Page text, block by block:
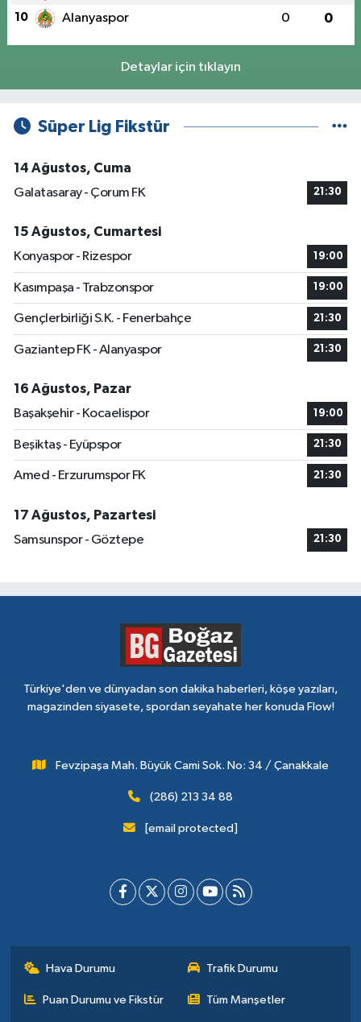
10 Alanyaspor 0 0
Detaylar için tıklayın
Süper Lig Fikstür
14 Ağustos, Cuma
Galatasaray - Çorum FK
21:30
15 Ağustos, Cumartesi
Konyaspor - Rizespor
19:00
Kasımpaşa - Trabzonspor 19:00
Gençlerbirliği S.K. - Fenerbahçe 21:30
Gaziantep FK - Alanyaspor 21:30
16 Ağustos, Pazar
Başakşehir - Kocaelispor
19:00
Beşiktaş - Eyüpspor 21:30
Amed - Erzurumspor FK 21:30
17 Ağustos, Pazartesi
Samsunspor - Göztepe
21:30
Türkiye'den ve dünyadan son dakika haberleri, köşe yazıları,
magazinden siyasete, spordan seyahate her konuda Flow!
Fevzipaşa Mah. Büyük Cami Sok. No: 34 / Çanakkale
(286) 213 34 88
[email protected]
Hava Durumu Trafik Durumu
Puan Durumu ve Fikstür Tüm Manşetler